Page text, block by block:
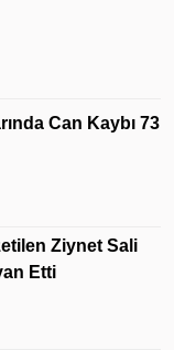
Can Kaybı 73
Ziynet Sali
Etti